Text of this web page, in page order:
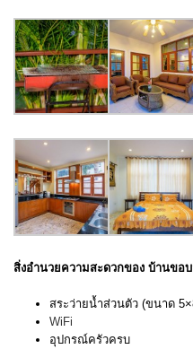
สิ่งอำนวยความสะดวกของ บ้านขอ
สระว่ายน้ำส่วนตัว (ขนาด
WiFi
อุปกรณ์ครัวครบ